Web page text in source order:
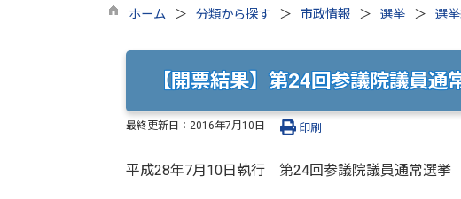
ホーム 分類から探す 市政情報 選挙 選
【開票結果】第24回参議院議員通
最終更新日： 2016年7月10日 印刷
平成28年7月10日執行 第24回参議院議員通常選挙